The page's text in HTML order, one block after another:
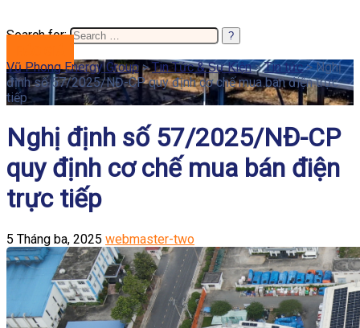
Search for:
Vũ Phong Energy Group >Tin Tức & Sự Kiện>Tin tức>Nghị
định số 57/2025/NĐ-CP quy định cơ chế mua bán điện trực
tiếp
Nghị định số 57/2025/NĐ-CP
quy định cơ chế mua bán điện
trực tiếp
5 Tháng ba, 2025 webmaster-two